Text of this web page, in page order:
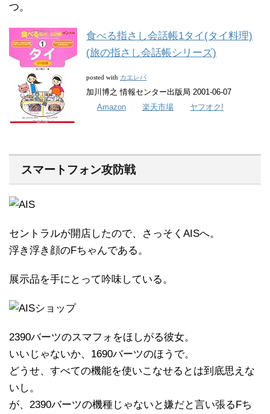
つ。
食べる指さし会話帳1タイ(タイ料理)
(旅の指さし会話帳シリーズ)
posted with カエレバ
加川博之 情報センター出版局 2001-06-07
Amazon
楽天市場 ヤフオク!
スマートフォン攻防戦
セントラルが開店したので、さっそくAISへ。
浮き浮き顔のFちゃんである。
展示品を手にとって吟味している。
2390バーツのスマフォをほしがる彼女。
いいじゃないか、1690バーツのほうで。
どうせ、すべての機能を使いこなせるとは到底思えな
いし。
が、2390バーツの機種じゃないと嫌だと言い張るFち